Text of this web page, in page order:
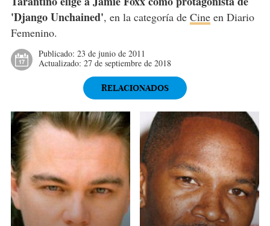
'Django Unchained', en la categoría de Cineen Diario
Femenino.
Publicado: 23 de junio de 2011
Actualizado: 27 de septiembre de 2018
RELACIONADOS